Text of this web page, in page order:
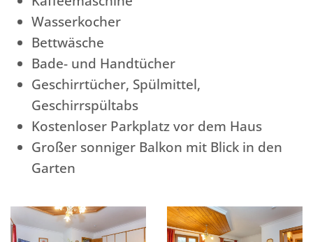
Wasserkocher
Bettwäsche
Bade- und Handtücher
Geschirrtücher, Spülmittel,
Geschirrspültabs
Kostenloser Parkplatz vor dem Haus
Großer sonniger Balkon mit Blick in den
Garten